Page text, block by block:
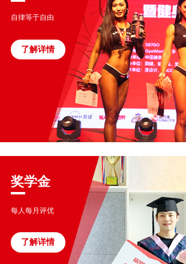
自律等于自由
了解详情
奖学金
每人每月评优
了解详情